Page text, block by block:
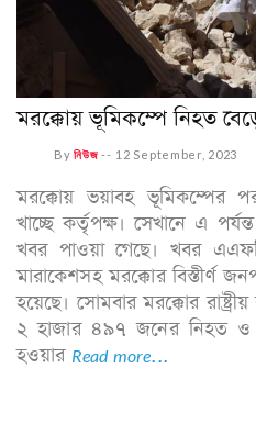
মরক্কোয় ভূমিকম্পে নিহত
Byনিউজ -- 12 September, 2023
মরক্কোয় ভয়াবহ ভূমিকম্পের
খাচ্ছে কর্তৃপক্ষ। সেখানে এ
খবর পাওয়া গেছে। খবর
মারাকেশসহ মরক্কোর বিস্তীর্ণ
হয়েছে। সোমবার মরক্কোর
২ হাজার ৪৯৭ জনের নিহত
হওয়ার Read more...